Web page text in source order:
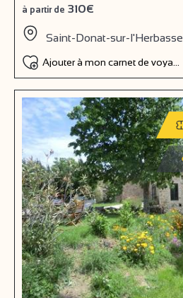
à partir de 310€
Saint-Donat-sur-l'Herbasse
Ajouter à mon carnet de voyage